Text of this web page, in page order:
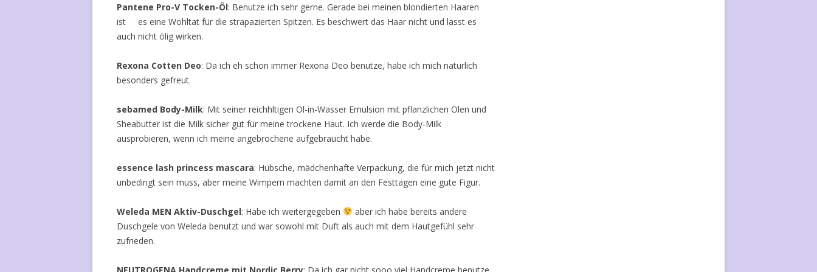
Pantene Pro-V Tocken-Öl: Benutze ich sehr gerne. Gerade bei meinen blondierten Haaren
ist es eine Wohltat für die strapazierten Spitzen. Es beschwert das Haar nicht und lässt es
auch nicht ölig wirken.
Rexona Cotten Deo: Da ich eh schon immer Rexona Deo benutze, habe ich mich natürlich
besonders gefreut.
sebamed Body-Milk: Mit seiner reichhltigen Öl-in-Wasser Emulsion mit pflanzlichen Ölen und
Sheabutter ist die Milk sicher gut für meine trockene Haut. Ich werde die Body-Milk
ausprobieren, wenn ich meine angebrochene aufgebraucht habe.
essence lash princess mascara: Hübsche, mädchenhafte Verpackung, die für mich jetzt nicht
unbedingt sein muss, aber meine Wimpern machten damit an den Festtagen eine gute Figur.
Weleda MEN Aktiv-Duschgel: Habe ich weitergegeben
aber ich habe bereits andere
Duschgele von Weleda benutzt und war sowohl mit Duft als auch mit dem Hautgefühl sehr
zufrieden.